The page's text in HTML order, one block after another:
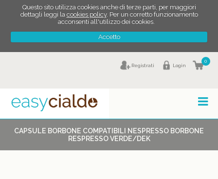
Questo sito utilizza cookies anche di terze parti, per maggiori
dettagli leggi la cookies policy. Per un corretto funzionamento
acconsenti all'utilizzo dei cookies.
Accetto
0
Login
Registrati
CAPSULE BORBONE COMPATIBILI NESPRESSO BORBONE
RESPRESSO VERDE/DEK